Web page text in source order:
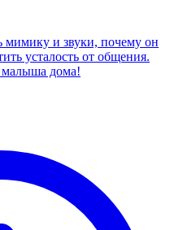
мимику и звуки, почему он
усталость от общения.
малыша дома!